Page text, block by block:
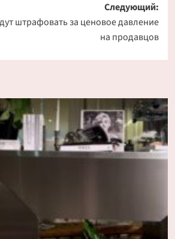
Следующий:
штрафовать за ценовое давление
на продавцов